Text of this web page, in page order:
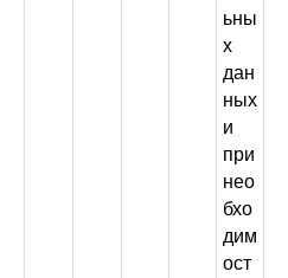
ьны
х
дан
ных
и
при
нео
бхо
дим
ост